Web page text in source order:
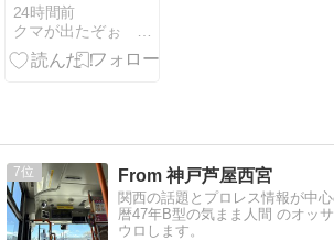
す。。。
24時間前
クマが出たぞぉ シーズン２
7 From 神戸芦屋西宮
関西の話題とプロレス情報が中
暦47年B型の気まま人間 のオッ
ウロします。